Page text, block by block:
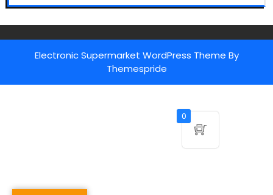
Electronic Supermarket WordPress Theme By
Themespride
0